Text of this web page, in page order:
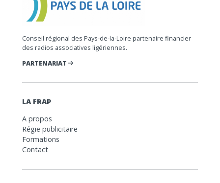
Conseil régional des Pays-de-la-Loire partenaire financier
des radios associatives ligériennes.
PARTENARIAT
LA FRAP
A propos
Régie publicitaire
Formations
Contact